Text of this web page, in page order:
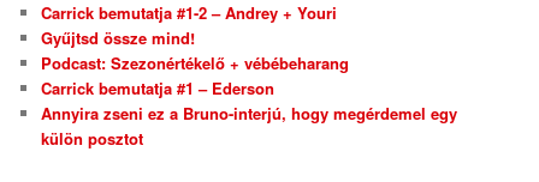
Carrick bemutatja #1-2 – Andrey + Youri
Gyűjtsd össze mind!
Podcast: Szezonértékelő + vébébeharang
Carrick bemutatja #1 – Ederson
Annyira zseni ez a Bruno-interjú, hogy megérdemel egy
külön posztot